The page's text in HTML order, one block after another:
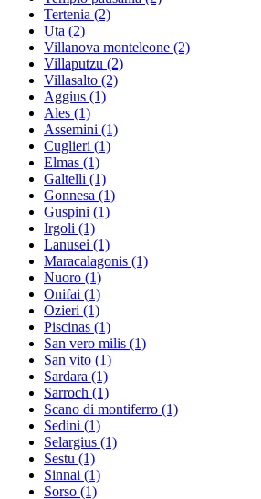
Tertenia (2)
Uta (2)
Villanova monteleone (2)
Villaputzu (2)
Villasalto (2)
Aggius (1)
Ales (1)
Assemini (1)
Cuglieri (1)
Elmas (1)
Galtelli (1)
Gonnesa (1)
Guspini (1)
Irgoli (1)
Lanusei (1)
Maracalagonis (1)
Nuoro (1)
Onifai (1)
Ozieri (1)
Piscinas (1)
San vero milis (1)
San vito (1)
Sardara (1)
Sarroch (1)
Scano di montiferro (1)
Sedini (1)
Selargius (1)
Sestu (1)
Sinnai (1)
Sorso (1)